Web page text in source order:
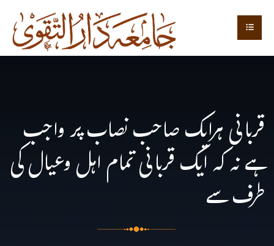
قربانی ہرایک صاحب نصاب پر واجب
ہے نہ کہ ایک قربانی تمام اہل وعیال کی
طرف سے